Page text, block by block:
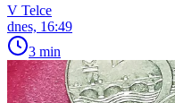
V Telce
dnes, 16:49
3 min